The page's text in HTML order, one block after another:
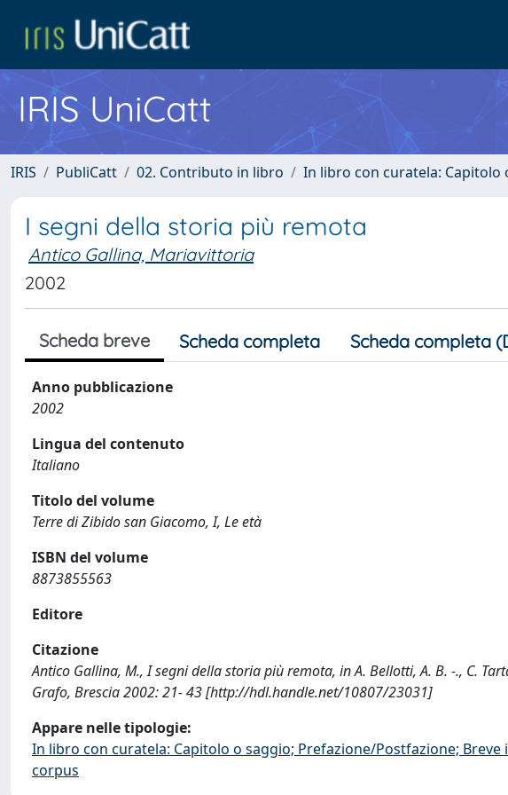
IRIS UniCatt
IRIS PubliCatt 02. Contributo in libro In libro con curatela:
I segni della storia più remota
Antico Gallina, Mariavittoria
2002
Scheda breve Scheda completa Scheda completa
Anno pubblicazione
2002
Lingua del contenuto
Italiano
Titolo del volume
Terre di Zibido san Giacomo, I, Le età
ISBN del volume
8873855563
Editore
Citazione
Antico Gallina, M., I segni della storia più remota, in A. Bellotti, A. B. -., C.
Grafo, Brescia 2002: 21- 43 [http://hdl.handle.net/10807/23031]
Appare nelle tipologie:
In libro con curatela: Capitolo o saggio; Prefazione/Postfazione;
corpus